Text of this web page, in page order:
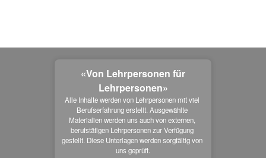
«Von Lehrpersonen für
Lehrpersonen»
Alle Inhalte werden von Lehrpersonen mit viel
Berufserfahrung erstellt. Ausgewählte
Materialien werden uns auch von externen,
berufstätigen Lehrpersonen zur Verfügung
gestellt. Diese Unterlagen werden sorgfältig von
uns geprüft.